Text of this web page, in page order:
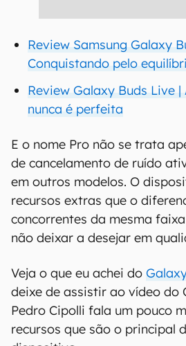
Review Samsung Galaxy
Conquistando pelo
Review Galaxy Buds Live
nunca é perfeita
E o nome Pro não se trata
de cancelamento de ruído
em outros modelos. O
recursos extras que o
concorrentes da mesma
não deixar a desejar em
Veja o que eu achei do
deixe de assistir ao vídeo do
Pedro Cipolli fala um pouco
recursos que são o principal